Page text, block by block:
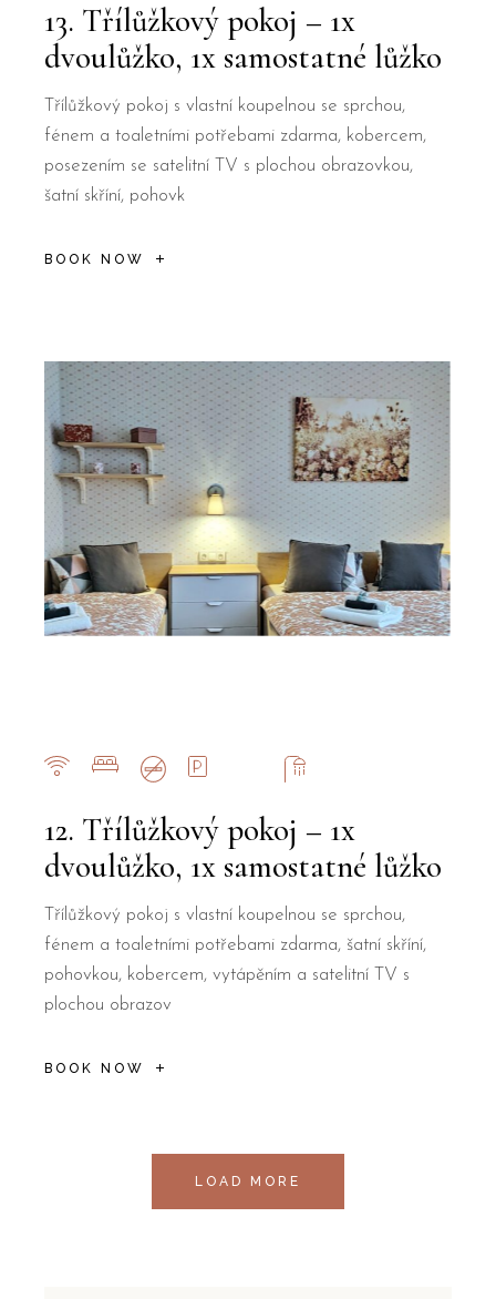
13. Třílůžkový pokoj – 1x
dvoulůžko, 1x samostatné lůžko
Třílůžkový pokoj s vlastní koupelnou se sprchou,
fénem a toaletními potřebami zdarma, kobercem,
posezením se satelitní TV s plochou obrazovkou,
šatní skříní, pohovk
BOOK NOW
12. Třílůžkový pokoj – 1x
dvoulůžko, 1x samostatné lůžko
Třílůžkový pokoj s vlastní koupelnou se sprchou,
fénem a toaletními potřebami zdarma, šatní skříní,
pohovkou, kobercem, vytápěním a satelitní TV s
plochou obrazov
BOOK NOW
LOAD MORE